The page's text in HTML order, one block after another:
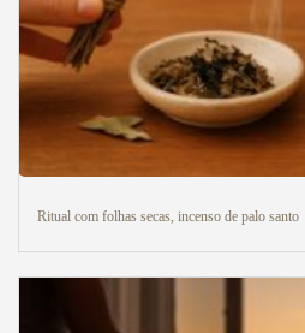
Ritual com folhas secas, incenso de palo santo